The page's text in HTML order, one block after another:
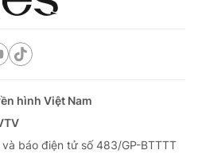
hình Việt Nam
báo điện tử số 483/GP-BTTTT